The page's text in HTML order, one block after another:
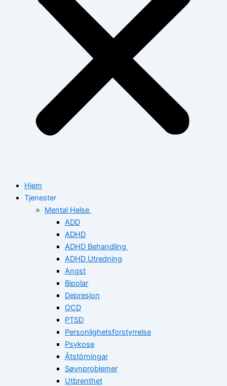
Hjem
Tjenester
Mental Helse
ADD
ADHD
ADHD Behandling
ADHD Utredning
Angst
Bipolar
Depresjon
OCD
PTSD
Personlighetsforstyrrelse
Psykose
Ätstörningar
Søvnproblemer
Utbrenthet